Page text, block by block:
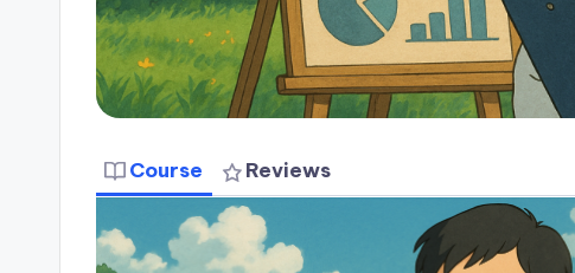
Course Reviews